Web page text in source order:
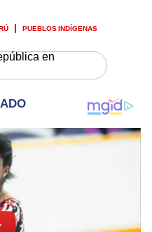
PUEBLOS INDÍGENAS
en